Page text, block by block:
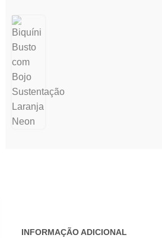
INFORMAÇÃO ADICIONAL